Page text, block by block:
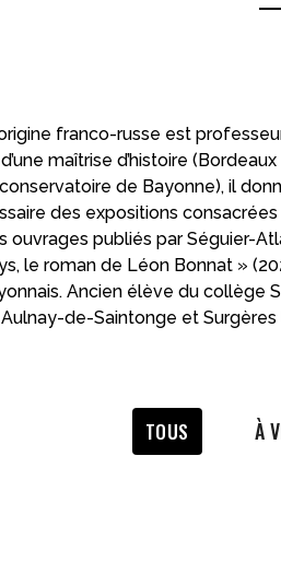
franco-russe est
maîtrise d’histoire
de Bayonne), il
des expositions
ouvrages publiés par Séguier-
le roman de Léon Bonnat »
Ancien élève du collège
de-Saintonge et
TOUS À